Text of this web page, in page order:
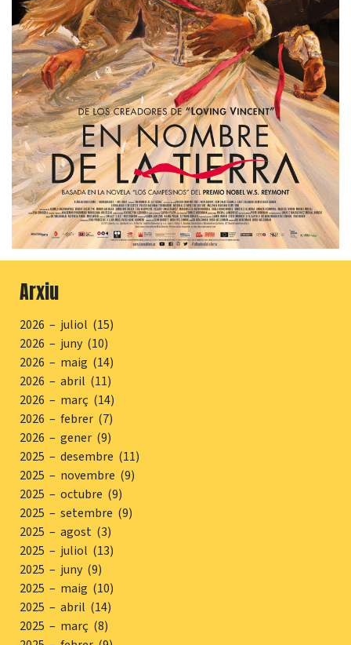
Arxiu
2026 – juliol (15)
2026 – juny (10)
2026 – maig (14)
2026 – abril (11)
2026 – març (14)
2026 – febrer (7)
2026 – gener (9)
2025 – desembre (11)
2025 – novembre (9)
2025 – octubre (9)
2025 – setembre (9)
2025 – agost (3)
2025 – juliol (13)
2025 – juny (9)
2025 – maig (10)
2025 – abril (14)
2025 – març (8)